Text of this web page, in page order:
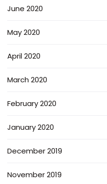
June 2020
May 2020
April 2020
March 2020
February 2020
January 2020
December 2019
November 2019